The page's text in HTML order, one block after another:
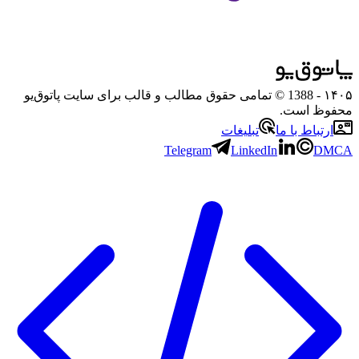
۱۴۰۵
- 1388 © تمامی حقوق مطالب و قالب برای سایت پاتوق‌یو
محفوظ است.
ارتباط با ما
تبلیغات
Telegram
LinkedIn DMCA